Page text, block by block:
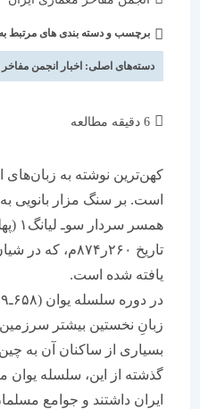
شده
است:
برچسب و دسته بندی های مرتبط به این
دسته‌های اصلی:اخبار انجمن مفاخر معماری
کهن‌ترین نوشته به زبان‌های
است. بر سنگ مزار بانویی به نام
همسر سردار سوـ
تاریخ ۲۶۰ر۸۷۴م، که در
یافته شده است.
زبانِ نخستین بیشتر سرزمین‌های
بسیاری از ساکنان آن به چین
گذشته از این، سلسله یوان
ایران داشتند و جوامع مسلمان